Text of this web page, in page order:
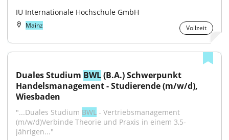
IU Internationale Hochschule GmbH
Mainz Vollzeit
Duales Studium BWL (B.A.) Schwerpunkt
Handelsmanagement - Studierende (m/w/d),
Wiesbaden
"...Duales Studium BWL - Vertriebsmanagement
(m/w/d)Verbinde Theorie und Praxis in einem 3,5-
jährigen..."